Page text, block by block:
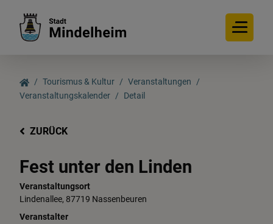
Tourismus & Kultur
Veranstaltungen
Veranstaltungskalender
Detail
ZURÜCK
Fest unter den Linden
Veranstaltungsort
Lindenallee, 87719 Nassenbeuren
Veranstalter